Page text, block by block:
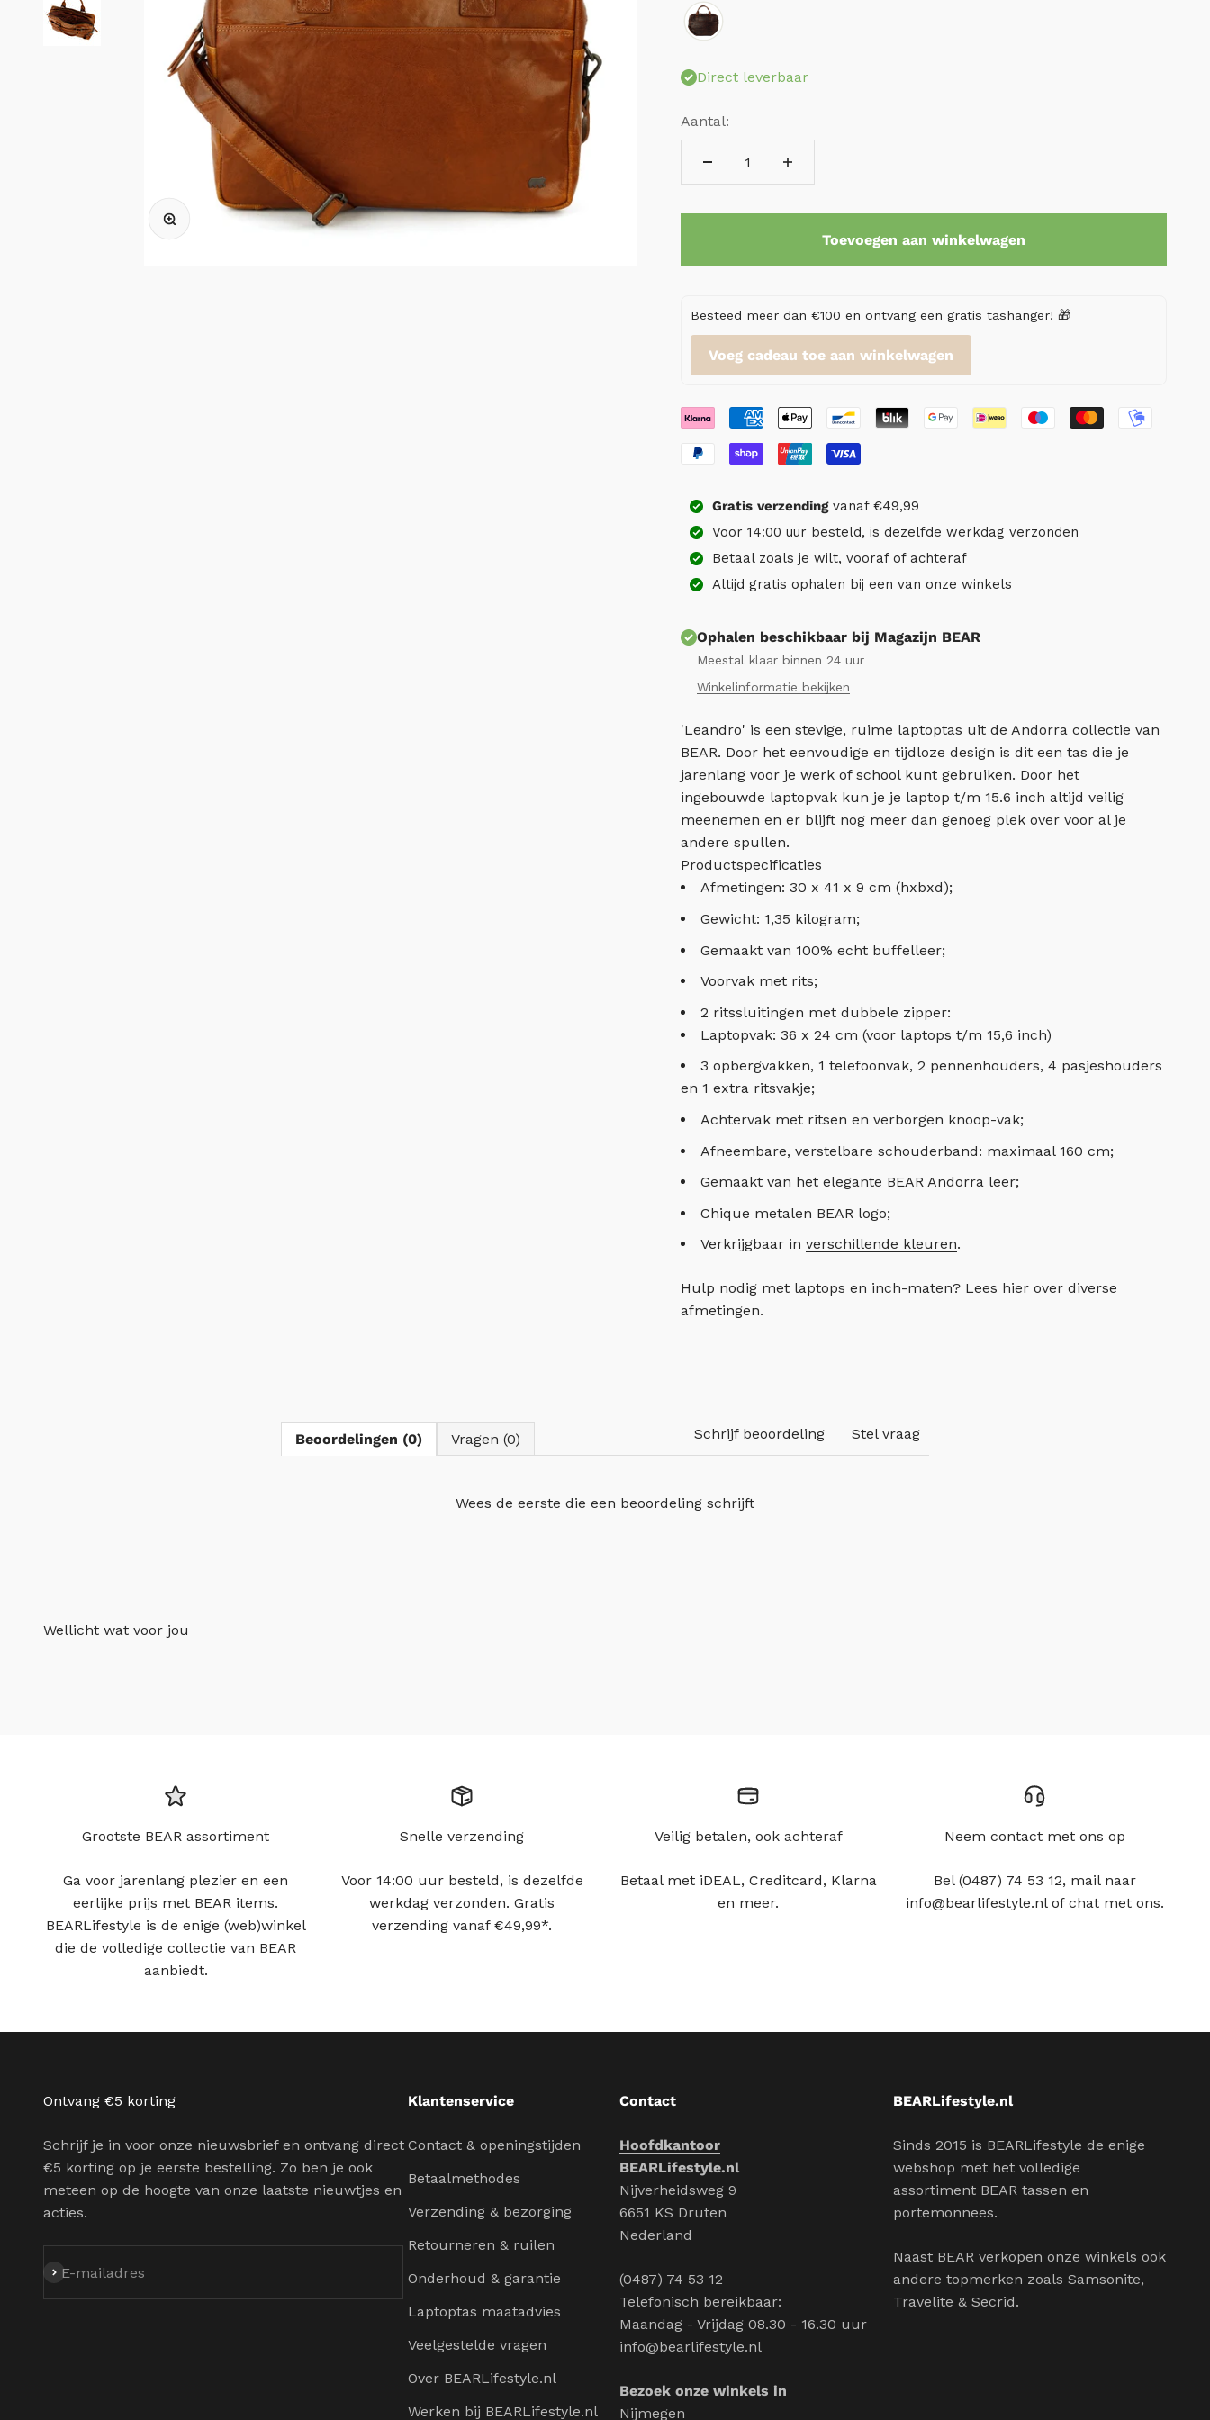
In-/uitzoomen
Direct leverbaar
Aantal:
Toevoegen aan winkelwagen
Besteed meer dan €100 en ontvang een gratis tashanger! 🎁
Voeg cadeau toe aan winkelwagen
Gratis verzendingvanaf €49,99
Voor 14:00 uur besteld, is dezelfde werkdag verzonden
Betaal zoals je wilt, vooraf of achteraf
Altijd gratis ophalen bij een van onze winkels
Ophalen beschikbaar bij Magazijn BEAR
Meestal klaar binnen 24 uur
Winkelinformatie bekijken
'Leandro' is een stevige, ruime laptoptas uit de Andorra collectie van
BEAR. Door het eenvoudige en tijdloze design is dit een tas die je
jarenlang voor je werk of school kunt gebruiken. Door het
ingebouwde laptopvak kun je je laptop t/m 15.6 inch altijd veilig
meenemen en er blijft nog meer dan genoeg plek over voor al je
andere spullen.
Productspecificaties
Afmetingen: 30 x 41 x 9 cm (hxbxd);
Gewicht: 1,35 kilogram;
Gemaakt van 100% echt buffelleer;
Voorvak met rits;
2 ritssluitingen met dubbele zipper:
Laptopvak: 36 x 24 cm (voor laptops t/m 15,6 inch)
3 opbergvakken, 1 telefoonvak, 2 pennenhouders, 4 pasjeshouders
en 1 extra ritsvakje;
Achtervak met ritsen en verborgen knoop-vak;
Afneembare, verstelbare schouderband: maximaal 160 cm;
Gemaakt van het elegante BEAR Andorra leer;
Chique metalen BEAR logo;
Verkrijgbaar in verschillende kleuren.
Hulp nodig met laptops en inch-maten? Lees hier over diverse
afmetingen.
Schrijf beoordeling Stel vraag
Beoordelingen (0) Vragen (0)
Wees de eerste die een beoordeling schrijft
Wellicht wat voor jou
Grootste BEAR assortiment
Ga voor jarenlang plezier en een
eerlijke prijs met BEAR items.
BEARLifestyle is de enige (web)winkel
die de volledige collectie van BEAR
aanbiedt.
Snelle verzending
Voor 14:00 uur besteld, is dezelfde
werkdag verzonden. Gratis
verzending vanaf €49,99*.
Veilig betalen, ook achteraf
Betaal met iDEAL, Creditcard, Klarna
en meer.
Neem contact met ons op
Bel (0487) 74 53 12, mail naar
info@bearlifestyle.nl of chat met ons.
Ontvang €5 korting
Schrijf je in voor onze nieuwsbrief en ontvang direct
€5 korting op je eerste bestelling. Zo ben je ook
meteen op de hoogte van onze laatste nieuwtjes en
acties.
E-mailadres
Abonneren
Klantenservice
Contact & openingstijden
Betaalmethodes
Verzending & bezorging
Retourneren & ruilen
Onderhoud & garantie
Laptoptas maatadvies
Veelgestelde vragen
Over BEARLifestyle.nl
Werken bij BEARLifestyle.nl
Contact
Hoofdkantoor
BEARLifestyle.nl
Nijverheidsweg 9
6651 KS Druten
Nederland
(0487) 74 53 12
Telefonisch bereikbaar:
Maandag - Vrijdag 08.30 - 16.30 uur
info@bearlifestyle.nl
Bezoek onze winkels in
Nijmegen
BEARLifestyle.nl
Sinds 2015 is BEARLifestyle de enige
webshop met het volledige
assortiment BEAR tassen en
portemonnees.
Naast BEAR verkopen onze winkels ook
andere topmerken zoals Samsonite,
Travelite & Secrid.